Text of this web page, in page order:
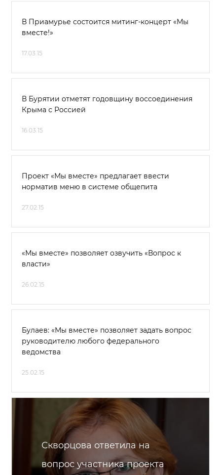
В Приамурье состоится митинг-концерт «Мы
вместе!»
17.03.15
В Бурятии отметят годовщину воссоединения
Крыма с Россией
16.03.15
Проект «Мы вместе» предлагает ввести
норматив меню в системе общепита
27.02.15
«Мы вместе» позволяет озвучить «Вопрос к
власти»
26.02.15
Булаев: «Мы вместе» позволяет задать вопрос
руководителю любого федерального
ведомства
25.02.15
Скворцова ответила на
вопрос участника проекта